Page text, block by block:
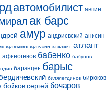
автомобилист авцин
ак барс
амур андриевский анисин
артемьев артюхин аталант атлант
афиногенов бабенко бабунов
баранцев барыс
билялетдинов бирюков
бойков сергей бочаров